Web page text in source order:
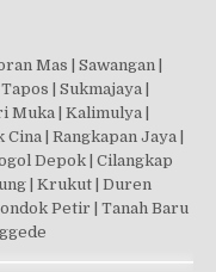
Mas | Sawangan |
| Sukmajaya |
Muka | Kalimulya |
| Rangkapan Jaya |
Depok | Cilangkap
| Krukut | Duren
Petir | Tanah Baru